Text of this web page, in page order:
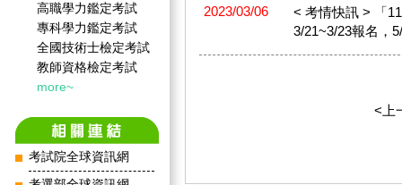
高職學力鑑定考試
專科學力鑑定考試
全國技術士檢定考試
教師資格檢定考試
more~
考試院全球資訊網
2023/03/06
< 考情快訊 > 「
3/21~3/23報名，
<上